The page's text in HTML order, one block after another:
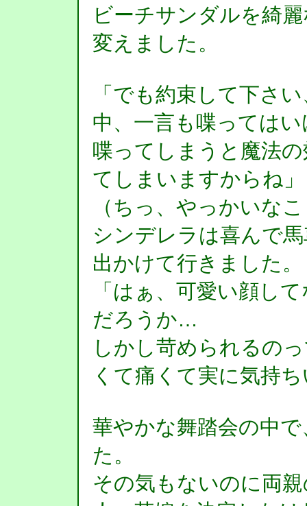
ビーチサンダルを綺
変えました。
「でも約束して下さ
中、一言も喋っては
喋ってしまうと魔法
てしまいますからね」
（ちっ、やっかいな
シンデレラは喜んで
出かけて行きました。
「はぁ、可愛い顔し
だろうか…
しかし苛められるの
くて痛くて実に気持
華やかな舞踏会の中
た。
その気もないのに両